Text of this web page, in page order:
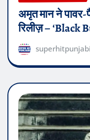
अमृत मान ने पावर-
रिलीज़ – ‘Black
superhitpunjabi